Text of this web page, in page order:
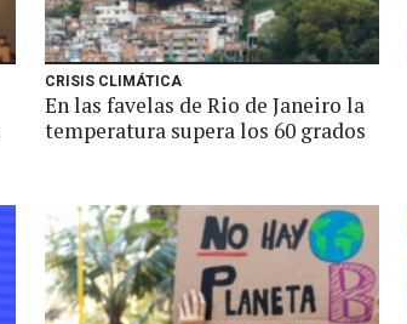
CRISIS CLIMÁTICA
En las favelas de Rio de Janeiro la
temperatura supera los 60 grados